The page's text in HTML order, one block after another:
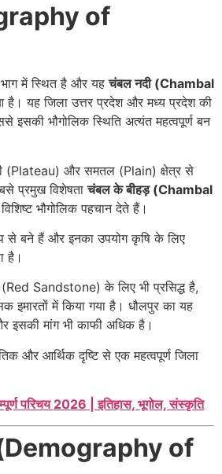
of
भाग में स्थित है और यहचंबल नदी (Chambal
है। यह जिला उत्तर प्रदेश और मध्य प्रदेश की
भौगोलिक स्थिति अत्यंत महत्वपूर्ण बन
(Plateau) और समतल (Plain) क्षेत्र से
प्रमुख विशेषताचंबल के बीहड़ (Chambal
भौगोलिक पहचान देते हैं।
से बने हैं और इनका उपयोग कृषि के लिए
है।
Sandstone) के लिए भी प्रसिद्ध है,
इमारतों में किया गया है। धौलपुर का यह
इसकी मांग भी काफी अधिक है।
और आर्थिक दृष्टि से एक महत्वपूर्ण जिला
परिचय 2026 | इतिहास, भूगोल, संस्कृति
(Demography of